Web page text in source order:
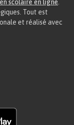
scolaire en ligne
Tout est
et réalisé avec